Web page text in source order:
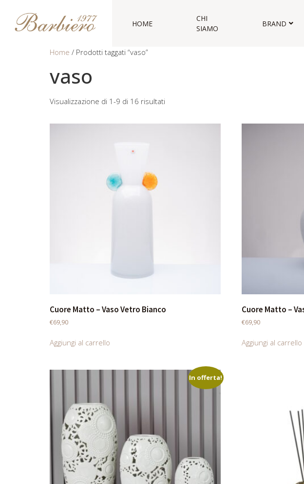
HOME
CHI
SIAMO
BRAND
Home / Prodotti taggati “vaso”
vaso
Visualizzazione di 1-9 di 16 risultati
Cuore Matto – Vaso Vetro Bianco
€69,90
Aggiungi al carrello
Cuore Matto –
€69,90
Aggiungi al carrello
In offerta!